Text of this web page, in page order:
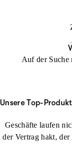
Auf der Suche
Unsere Top-
Geschäfte laufen
der Vertrag hakt,